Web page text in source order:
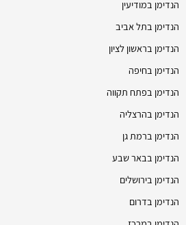
הנדימן במודיעין
הנדימן בתל אביב
הנדימן בראשון לציון
הנדימן בחיפה
הנדימן בפתח תקווה
הנדימן בהרצליה
הנדימן ברמת גן
הנדימן בבאר שבע
הנדימן בירושלים
הנדימן בדרום